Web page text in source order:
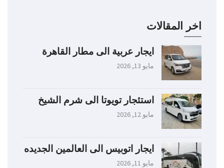
اخر المقالات
ايجار عربية الى مطار القاهرة
مايو 13, 2026
استئجار تويوتا الى شرم الشيخ
مايو 12, 2026
ايجار اتوبيس الى العالمين الجديده
مايو 11, 2026